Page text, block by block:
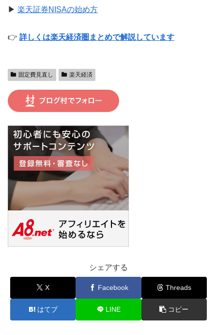
▶ 楽天証券NISAの始め方
👉 詳しくは楽天経済圏まとめで解説しています
固定費見直し 楽天経済
シェアする
X Facebook Threads
はてブ LINE コピー